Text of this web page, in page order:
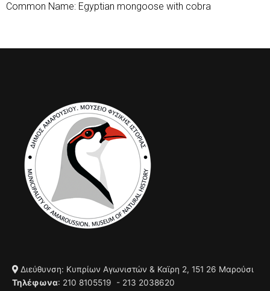
Common Name: Egyptian mongoose with cobra
Διεύθυνση: Κυπρίων Αγωνιστών & Καϊρη 2, 151 26 Μαρούσι
Τηλέφωνα: 210 8105519 - 213 2038620